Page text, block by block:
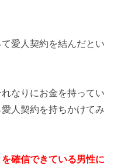
愛人契約を結んだとい
なりにお金を持ってい
人契約を持ちかけてみ
確信できている男性に